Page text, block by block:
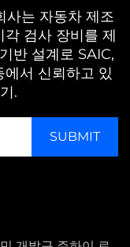
사는 자동차 제조
검사 장비를 제
반 설계로 SAIC,
서 신뢰하고 있
.